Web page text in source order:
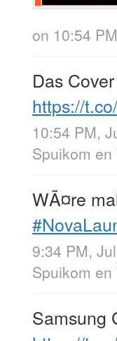
on 10:54
Das
https://
10:54 PM,
Spuikom
WÃ¤re
9:34 PM,
Spuikom
Samsung